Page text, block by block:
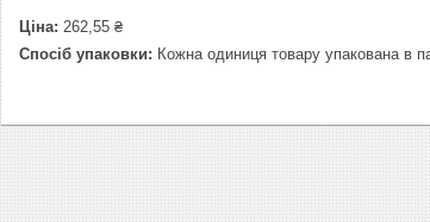
Ціна: 262,55 ₴
Спосіб упаковки: Кожна одиниця товару упакована в